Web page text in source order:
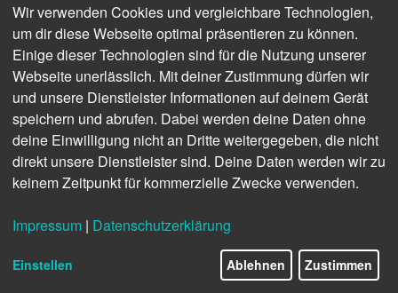
Wir verwenden Cookies und vergleichbare Technologien,
um dir diese Webseite optimal präsentieren zu können.
Einige dieser Technologien sind für die Nutzung unserer
Webseite unerlässlich. Mit deiner Zustimmung dürfen wir
und unsere Dienstleister Informationen auf deinem Gerät
speichern und abrufen. Dabei werden deine Daten ohne
deine Einwilligung nicht an Dritte weitergegeben, die nicht
direkt unsere Dienstleister sind. Deine Daten werden wir zu
keinem Zeitpunkt für kommerzielle Zwecke verwenden.
Impressum | Datenschutzerklärung
Einstellen Ablehnen Zustimmen